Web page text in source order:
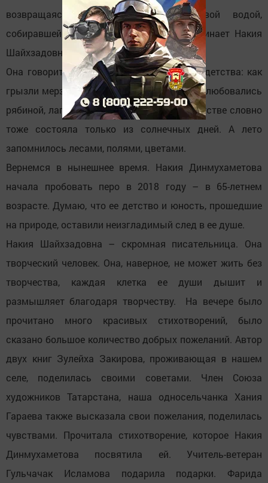
возвращаясь, утоляли жажду дождевой водой,
собиравшейся в колее дороги»… – вспоминает Накия
Шайхзадовна свое детство и молодость.
Она говорит, что тоскует и по зиме из ее детства: как
грызли мерзлые яблоки, катались с горок, любовались
рябиной, лапами сосен в снегу. Весна в детстве словно
тоже состояла только из солнечных дней. А лето
запомнилось лесами, полями, цветами.
Вернемся в нынешнее время. Накия Динмухаметова
начала пробовать перо в 2018 году – в 65-летнем
возрасте. Думаю, что ее детство и юность, прошедшие
на природе, оставили неизгладимый след в ее душе.
Накия Шайхзадовна – скромная писательница. Она
творческий человек. Она, наверное, не может жить без
творчества, каждая клетка ее души дышит и
размышляет благодаря творчеству. На вечере было
прочитано много красивых стихотворений, было
сказано большое количество добрых пожеланий. Автор
двух книг Зулейха Закирова, проживающая в нашем
селе, поделилась своими советами. Член Союза
художников Татарстана, наша односельчанка Хания
Гараева также высказала свои пожелания, поделилась
чувствами. Прочитала стихотворение, которое Накия
Динмухаметова посвятила ей. Учитель-ветеран
Гульчачак Исламова подарила подарки. Фарида